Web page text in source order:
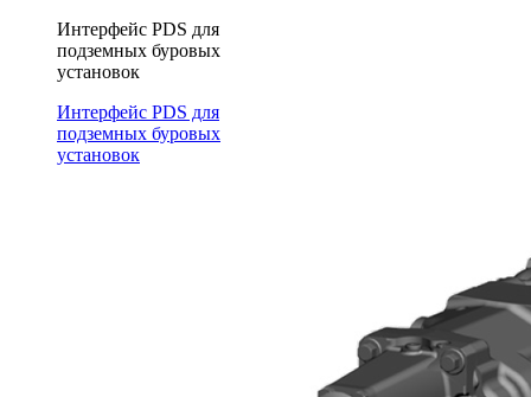
Интерфейс PDS для
подземных буровых
установок
Интерфейс PDS для
подземных буровых
установок